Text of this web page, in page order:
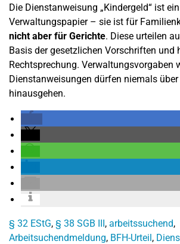
Die Dienstanweisung „Kindergeld“ ist
Verwaltungspapier – sie ist für
nicht aber für Gerichte. Diese urteilen
Basis der gesetzlichen Vorschriften und
Rechtsprechung. Verwaltungsvorgaben
Dienstanweisungen dürfen niemals
hinausgehen.
§ 32 EStG, § 38 SGB III, arbeitssuchend,
Arbeitsuchendmeldung, BFH-Urteil,